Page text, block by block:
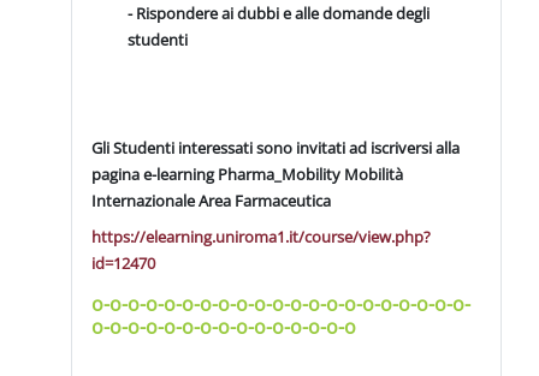
- Rispondere ai dubbi e alle domande degli
studenti
Gli Studenti interessati sono invitati ad iscriversi alla
pagina e-learning Pharma_Mobility Mobilità
Internazionale Area Farmaceutica
https://elearning.uniroma1.it/course/view.php?
id=12470
o-o-o-o-o-o-o-o-o-o-o-o-o-o-o-o-o-o-o-o-o-
o-o-o-o-o-o-o-o-o-o-o-o-o-o-o